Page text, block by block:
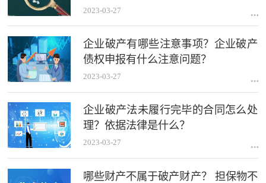
2023-03-27
企业破产有哪些注意事项？企业破产
债权申报有什么注意问题？
2023-03-27
企业破产法未履行完毕的合同怎么处
理？依据法律是什么？
2023-03-27
哪些财产不属于破产财产？ 担保物不